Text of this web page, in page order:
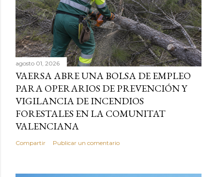
agosto 01, 2026
VAERSA ABRE UNA BOLSA DE EMPLEO
PARA OPERARIOS DE PREVENCIÓN Y
VIGILANCIA DE INCENDIOS
FORESTALES EN LA COMUNITAT
VALENCIANA
Compartir Publicar un comentario